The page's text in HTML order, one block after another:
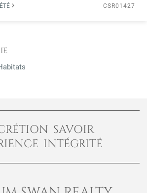
CSR01427
SAVOIR
INTÉGRITÉ